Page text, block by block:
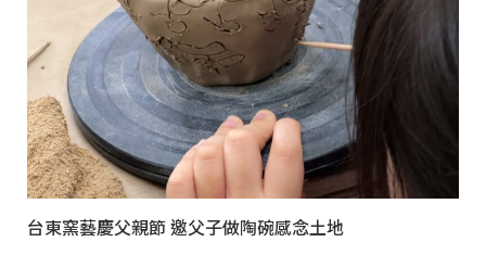
台東窯藝慶父親節 邀父子做陶碗感念土地